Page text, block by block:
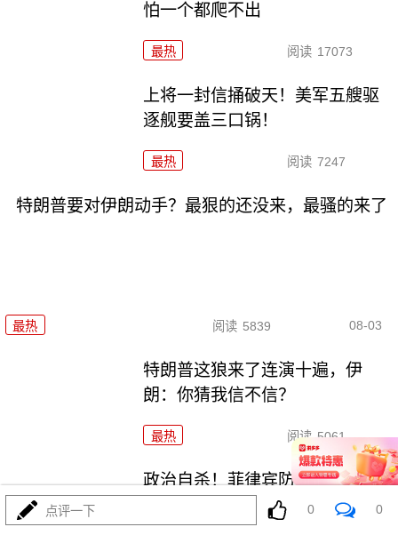
怕一个都爬不出
最热 阅读 17073
上将一封信捅破天！美军五艘驱
逐舰要盖三口锅！
最热 阅读 7247
特朗普要对伊朗动手？最狠的还没来，最骚的来了
最热 阅读 5839 08-03
特朗普这狼来了连演十遍，伊
朗：你猜我信不信？
最热 阅读 5061
政治自杀！菲律宾防长，你这是
在给菲律宾掘墓！
点评一下 0 0